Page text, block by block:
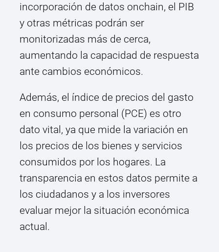
incorporación de datos onchain, el PIB
y otras métricas podrán ser
monitorizadas más de cerca,
aumentando la capacidad de respuesta
ante cambios económicos.
Además, el índice de precios del gasto
en consumo personal (PCE) es otro
dato vital, ya que mide la variación en
los precios de los bienes y servicios
consumidos por los hogares. La
transparencia en estos datos permite a
los ciudadanos y a los inversores
evaluar mejor la situación económica
actual.